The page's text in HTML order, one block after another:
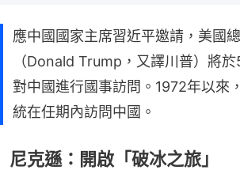
應中國國家主席習近平邀請，美國
（Donald Trump，又譯川普）將於
對中國進行國事訪問。1972年以來
統在任期內訪問中國。
尼克遜：開啟「破冰之旅」